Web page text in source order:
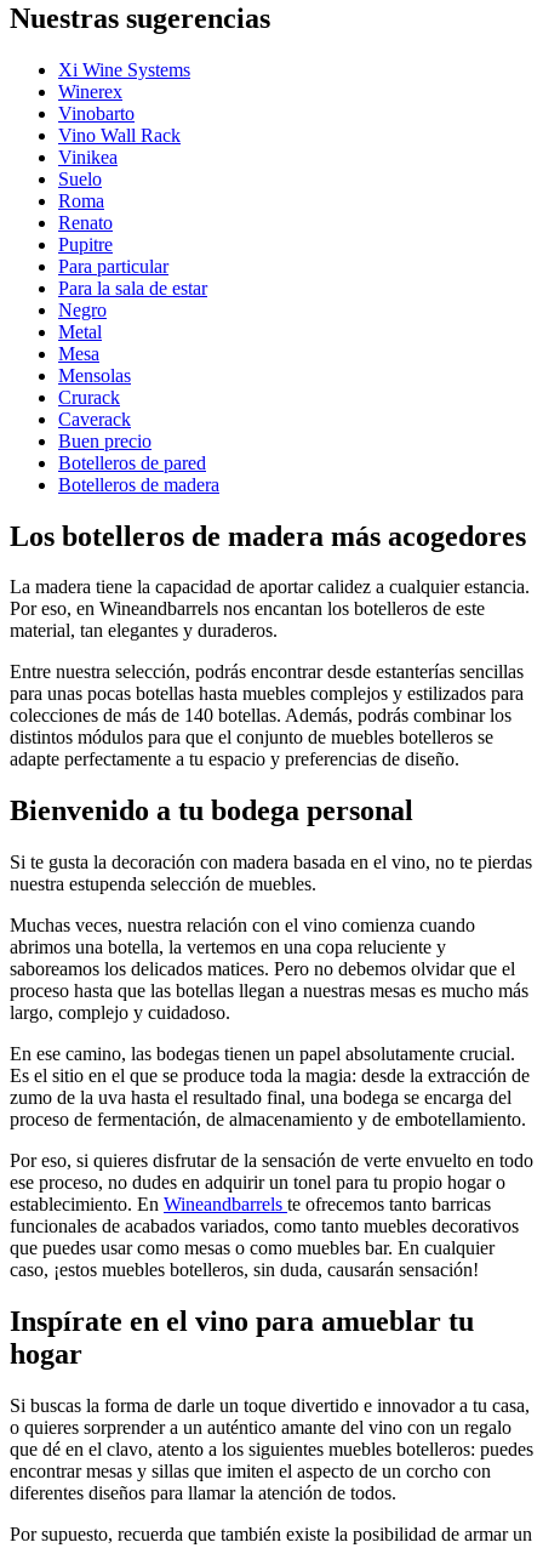
Nuestras sugerencias
Xi Wine Systems
Winerex
Vinobarto
Vino Wall Rack
Vinikea
Suelo
Roma
Renato
Pupitre
Para particular
Para la sala de estar
Negro
Metal
Mesa
Mensolas
Crurack
Caverack
Buen precio
Botelleros de pared
Botelleros de madera
Los botelleros de madera más acogedores
La madera tiene la capacidad de aportar calidez a cualquier estancia.
Por eso, en Wineandbarrels nos encantan los botelleros de este
material, tan elegantes y duraderos.
Entre nuestra selección, podrás encontrar desde estanterías sencillas
para unas pocas botellas hasta muebles complejos y estilizados para
colecciones de más de 140 botellas. Además, podrás combinar los
distintos módulos para que el conjunto de muebles botelleros se
adapte perfectamente a tu espacio y preferencias de diseño.
Bienvenido a tu bodega personal
Si te gusta la decoración con madera basada en el vino, no te pierdas
nuestra estupenda selección de muebles.
Muchas veces, nuestra relación con el vino comienza cuando
abrimos una botella, la vertemos en una copa reluciente y
saboreamos los delicados matices. Pero no debemos olvidar que el
proceso hasta que las botellas llegan a nuestras mesas es mucho más
largo, complejo y cuidadoso.
En ese camino, las bodegas tienen un papel absolutamente crucial.
Es el sitio en el que se produce toda la magia: desde la extracción de
zumo de la uva hasta el resultado final, una bodega se encarga del
proceso de fermentación, de almacenamiento y de embotellamiento.
Por eso, si quieres disfrutar de la sensación de verte envuelto en todo
ese proceso, no dudes en adquirir un tonel para tu propio hogar o
establecimiento. En Wineandbarrels te ofrecemos tanto barricas
funcionales de acabados variados, como tanto muebles decorativos
que puedes usar como mesas o como muebles bar. En cualquier
caso, ¡estos muebles botelleros, sin duda, causarán sensación!
Inspírate en el vino para amueblar tu
hogar
Si buscas la forma de darle un toque divertido e innovador a tu casa,
o quieres sorprender a un auténtico amante del vino con un regalo
que dé en el clavo, atento a los siguientes muebles botelleros: puedes
encontrar mesas y sillas que imiten el aspecto de un corcho con
diferentes diseños para llamar la atención de todos.
Por supuesto, recuerda que también existe la posibilidad de armar un